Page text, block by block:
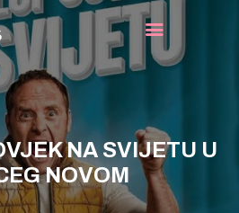
NA SVIJETU U
NOVOM